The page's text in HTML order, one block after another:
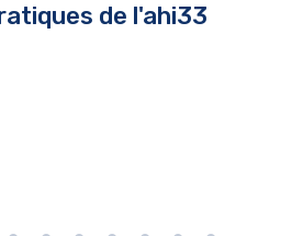
de l'ahi33